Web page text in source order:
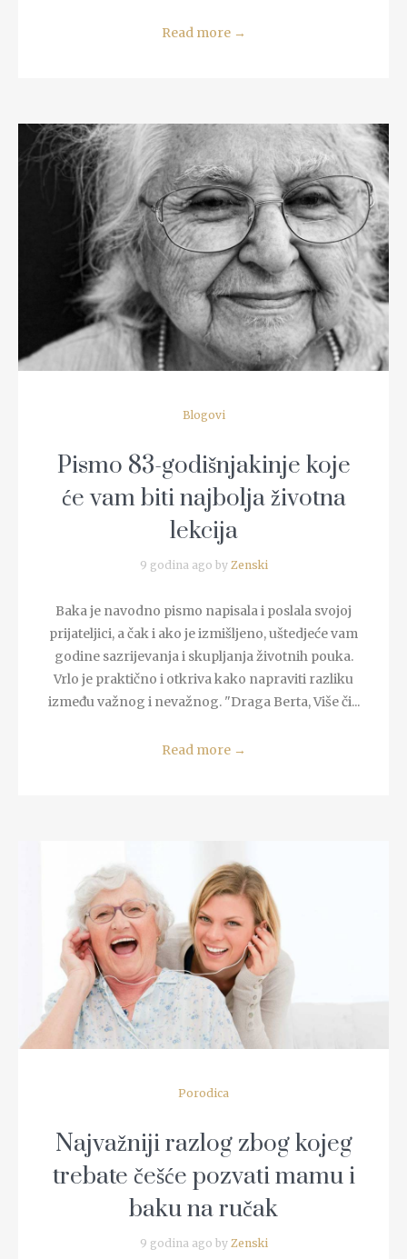
Read more →
READ MORE
Blogovi
Pismo 83-godišnjakinje koje
će vam biti najbolja životna
lekcija
9 godina ago by Zenski
Baka je navodno pismo napisala i poslala svojoj
prijateljici, a čak i ako je izmišljeno, uštedjeće vam
godine sazrijevanja i skupljanja životnih pouka.
Vrlo je praktično i otkriva kako napraviti razliku
između važnog i nevažnog. "Draga Berta, Više či...
Read more →
READ MORE
Porodica
Najvažniji razlog zbog kojeg
trebate češće pozvati mamu i
baku na ručak
9 godina ago by Zenski